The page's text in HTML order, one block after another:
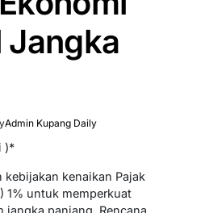
Jangka
Admin Kupang Daily
)*
kebijakan kenaikan Pajak
1% untuk memperkuat